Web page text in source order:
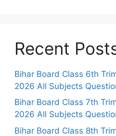
Recent
Bihar Board Class 6th
2026 All Subjects
Bihar Board Class 7th
2026 All Subjects
Bihar Board Class 8th